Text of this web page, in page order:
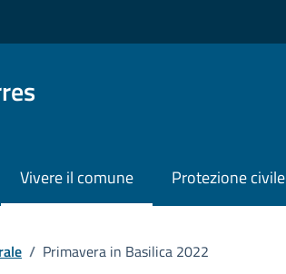
Vivere il comune Protezione civile
/ Primavera in Basilica 2022